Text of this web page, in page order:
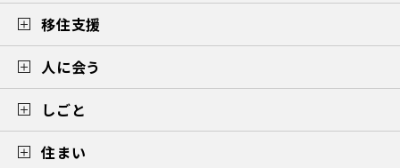
移住支援
人に会う
しごと
住まい